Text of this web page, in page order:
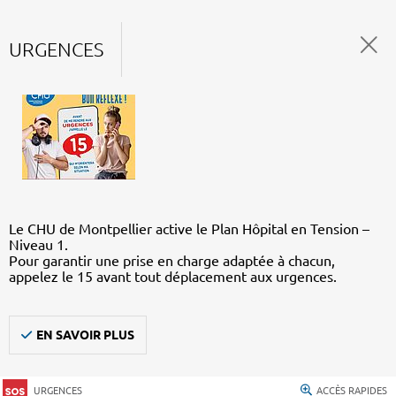
URGENCES
Le CHU de Montpellier active le Plan Hôpital en Tension –
Niveau 1.
Pour garantir une prise en charge adaptée à chacun,
appelez le 15 avant tout déplacement aux urgences.
EN SAVOIR PLUS
URGENCES ACCÈS RAPIDES